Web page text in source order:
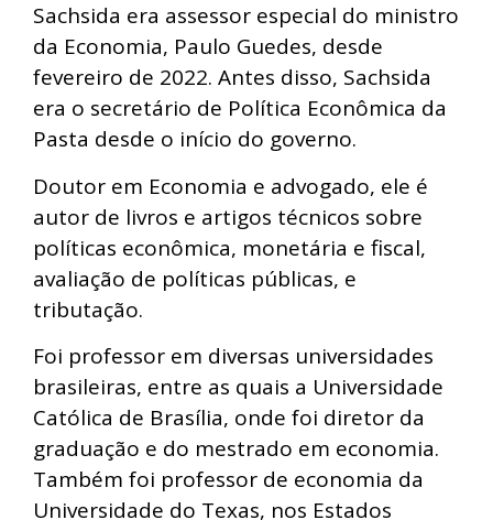
Sachsida era assessor especial do ministro
da Economia, Paulo Guedes, desde
fevereiro de 2022. Antes disso, Sachsida
era o secretário de Política Econômica da
Pasta desde o início do governo.
Doutor em Economia e advogado, ele é
autor de livros e artigos técnicos sobre
políticas econômica, monetária e fiscal,
avaliação de políticas públicas, e
tributação.
Foi professor em diversas universidades
brasileiras, entre as quais a Universidade
Católica de Brasília, onde foi diretor da
graduação e do mestrado em economia.
Também foi professor de economia da
Universidade do Texas, nos Estados